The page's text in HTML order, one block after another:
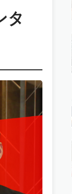
タ